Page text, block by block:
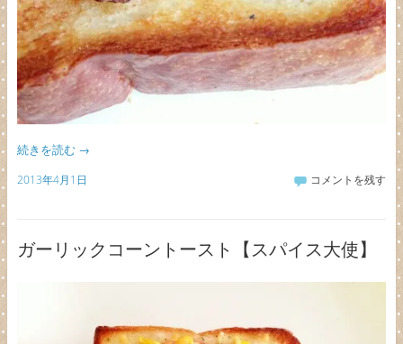
続きを読む →
2013年4月1日 コメントを残す
ガーリックコーントースト【スパイス大使】